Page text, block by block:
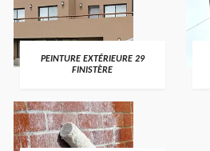
PEINTURE EXTÉRIEURE 29
FINISTÈRE